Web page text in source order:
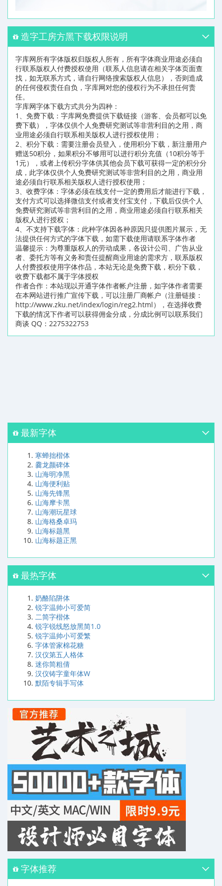
造字工房方黑下载权限说明
字库网所有字体版权归版权人所有，所有字体商业用途必须自
行联系版权人付费授权使用（联系人信息请在相关字体页面查
找，如无联系方式，请自行网络搜索版权人信息），否则造成
的任何侵权责任自负，字库网对您的侵权行为不承担任何责
任。
字库网字体下载方式共分为四种：
1、免费下载：字库网免费提供下载链接（游客、会员都可以免
费下载），字体仅供个人免费研究测试等非营利目的之用，商
业用途必须自行联系相关版权人进行授权使用；
2、积分下载：需要注册会员登入，使用积分下载，新注册用户
赠送50积分，如果积分不够用可以进行积分充值（10积分等于
1元），或者上传积分字体供其他会员下载可获得一定的积分分
成，此字体仅供个人免费研究测试等非营利目的之用，商业用
途必须自行联系相关版权人进行授权使用；
3、收费字体：字体必须在线支付一定的费用后才能进行下载，
支付方式可以选择微信支付或者支付宝支付，下载后仅供个人
免费研究测试等非营利目的之用，商业用途必须自行联系相关
版权人进行授权；
4、不支持下载字体：此种字体因各种原因只提供图片展示，无
法提供任何方式的字体下载，如需下载使用请联系字体作者
温馨提示：为尊重版权人的劳动成果，各设计公司、广告从业
者、委托方等有义务和责任提醒商业用途的需求方，联系版权
人付费授权使用字体作品，本站无论是免费下载，积分下载，
收费下载都不属于字体授权
作者合作：本站现以开通字体作者帐户注册，如字体作者需要
在本网站进行推广宣传下载，可以注册厂商帐户（注册链接：
http://www.zku.net/index/login/reg2.html），在选择收费
下载的情况下作者可以获得佣金分成，分成比例可以联系我们
商谈 QQ：2275322753
最新字体
寒蝉拙楷体
爨龙颜碑体
山海明净黑
山海便利贴
山海先锋黑
山海摩卡黑
山海潮玩星球
山海格桑卓玛
山海标题黑
山海标题正黑
最热字体
奶酪陷阱体
锐字温帅小可爱简
二简字楷体
锐字锐线怒放黑简1.0
锐字温帅小可爱繁
字体管家棉花糖
汉仪第五人格体
迷你简粗倩
汉仪铸字童年体W
默陌专辑手写体
字体推荐